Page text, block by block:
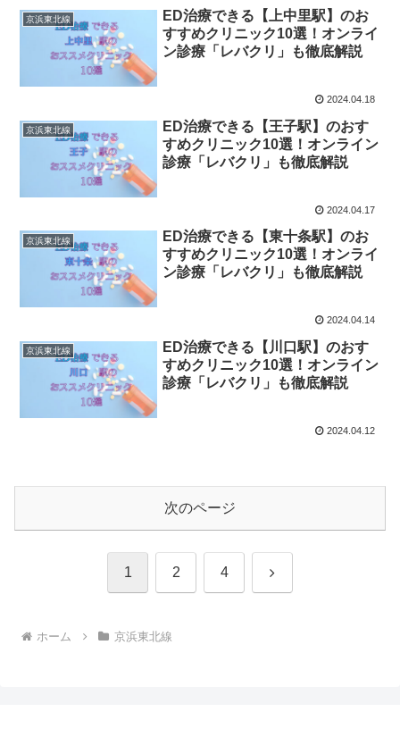
京浜東北線
ED治療できる【上中里駅】のお
すすめクリニック10選！オンライ
ン診療「レバクリ」も徹底解説
2024.04.18
京浜東北線
ED治療できる【王子駅】のおす
すめクリニック10選！オンライン
診療「レバクリ」も徹底解説
2024.04.17
京浜東北線
ED治療できる【東十条駅】のお
すすめクリニック10選！オンライ
ン診療「レバクリ」も徹底解説
2024.04.14
京浜東北線
ED治療できる【川口駅】のおす
すめクリニック10選！オンライン
診療「レバクリ」も徹底解説
2024.04.12
次のページ
1 2 4 次
ホーム 京浜東北線